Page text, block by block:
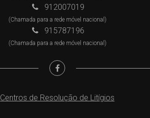
912007019
(Chamada para a rede móvel nacional)
915787196
(Chamada para a rede móvel nacional)
Centros de Resolução de Litígios